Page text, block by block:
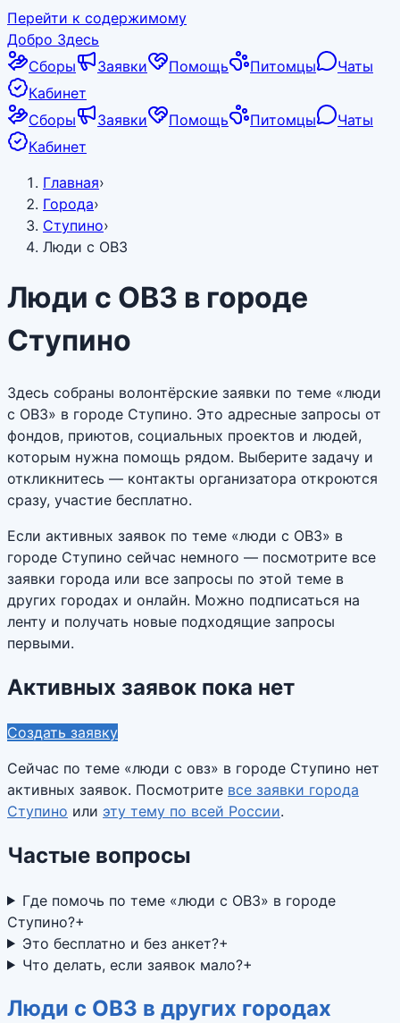
Перейти к содержимому
Добро Здесь
Сборы
Заявки Помощь Питомцы
Чаты
Кабинет
Сборы
Заявки Помощь Питомцы
Чаты
Кабинет
Главная›
Города›
Ступино›
Люди с ОВЗ
Люди с ОВЗ в городе
Ступино
Здесь собраны волонтёрские заявки по теме «люди
с ОВЗ» в городе Ступино. Это адресные запросы от
фондов, приютов, социальных проектов и людей,
которым нужна помощь рядом. Выберите задачу и
откликнитесь — контакты организатора откроются
сразу, участие бесплатно.
Если активных заявок по теме «люди с ОВЗ» в
городе Ступино сейчас немного — посмотрите все
заявки города или все запросы по этой теме в
других городах и онлайн. Можно подписаться на
ленту и получать новые подходящие запросы
первыми.
Активных заявок пока нет
Создать заявку
Сейчас по теме «люди с овз» в городе Ступино нет
активных заявок. Посмотрите все заявки города
Ступино или эту тему по всей России.
Частые вопросы
Где помочь по теме «люди с ОВЗ» в городе
Ступино?+
Это бесплатно и без анкет?+
Что делать, если заявок мало?+
Люди с ОВЗ в других городах